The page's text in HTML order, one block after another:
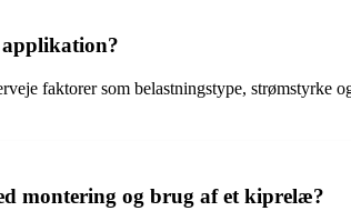
faktorer som belastningstype,
montering og brug af et kiprelæ?